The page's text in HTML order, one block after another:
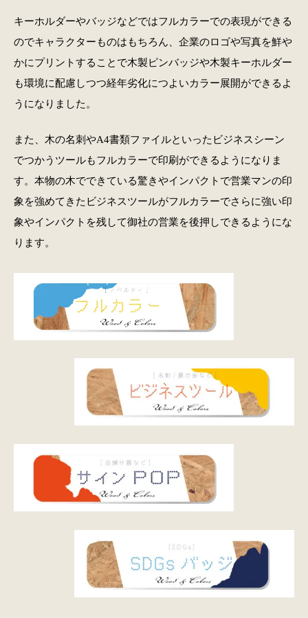
キーホルダーやバッジなどではフルカラーでの表現ができる
のでキャラクターものはもちろん、企業のロゴや写真を鮮や
かにプリントすることで木製ピンバッジや木製キーホルダー
も環境に配慮しつつ経年劣化につよいカラー展開ができるよ
うになりました。
また、木の名刺やA4書類ファイルといったビジネスシーン
でつかうツールもフルカラーで印刷ができるようになりま
す。本物の木でできている驚きやインパクトで営業マンの印
象を強めてきたビジネスツールがフルカラーでさらに強い印
象やインパクトを残して御社の営業を後押しできるようにな
ります。